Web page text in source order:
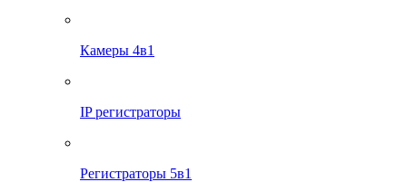
Камеры 4в1
IP регистраторы
Регистраторы 5в1